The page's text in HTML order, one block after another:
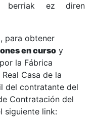
berriak ez diren
para obtener
en curso y
la Fábrica
Casa de la
del contratante del
Contratación del
siguiente link: